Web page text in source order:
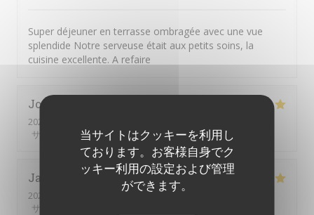
当サイトはクッキーを利用し
ております。お客様自身でク
ッキー利用の設定および管理
ができます。
Super déjeuner en terrasse ombragée avec une vue
splendide Notre serveuse était aux petits soins, la
cuisine excellente. A refaire
Joelle
2026-08-01
サービス
/5 雰囲気 : 5/5 メニュー:5/5 品質-価格
Jacky
2026-07-31
- 20:00 - ゲスト 2
サービス